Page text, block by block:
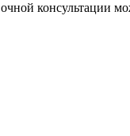
консультации